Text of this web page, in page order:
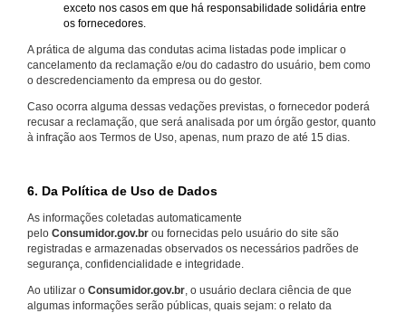
exceto nos casos em que há responsabilidade solidária entre
os fornecedores.
A prática de alguma das condutas acima listadas pode implicar o
cancelamento da reclamação e/ou do cadastro do usuário, bem como
o descredenciamento da empresa ou do gestor.
Caso ocorra alguma dessas vedações previstas, o fornecedor poderá
recusar a reclamação, que será analisada por um órgão gestor, quanto
à infração aos Termos de Uso, apenas, num prazo de até 15 dias.
6. Da Política de Uso de Dados
As informações coletadas automaticamente
pelo Consumidor.gov.br ou fornecidas pelo usuário do site são
registradas e armazenadas observados os necessários padrões de
segurança, confidencialidade e integridade.
Ao utilizar o Consumidor.gov.br , o usuário declara ciência de que
algumas informações serão públicas, quais sejam: o relato da